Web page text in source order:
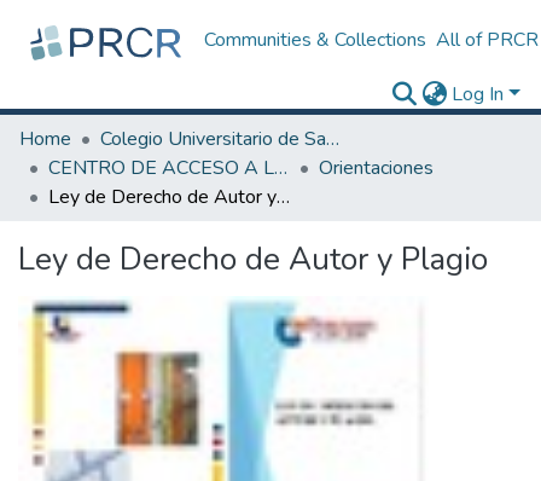
Communities & Collections All of PRCR
Log In
Home
Colegio Universitario de San Juan
CENTRO DE ACCESO A LA INFORMACIÓN (BIBLIOTECA)
Orientaciones
Ley de Derecho de Autor y Plagio
Ley de Derecho de Autor y Plagio